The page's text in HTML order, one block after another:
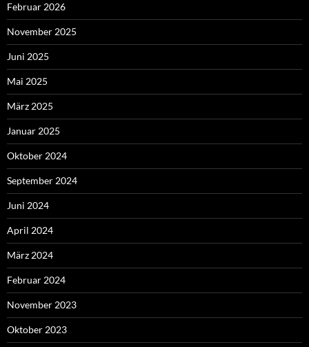
Februar 2026
November 2025
Juni 2025
Mai 2025
März 2025
Januar 2025
Oktober 2024
September 2024
Juni 2024
April 2024
März 2024
Februar 2024
November 2023
Oktober 2023